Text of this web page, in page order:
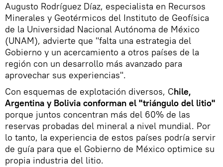
Augusto Rodríguez Díaz, especialista en Recursos
Minerales y Geotérmicos del Instituto de Geofísica
de la Universidad Nacional Autónoma de México
(UNAM), advierte que "falta una estrategia del
Gobierno y un acercamiento a otros países de la
región con un desarrollo más avanzado para
aprovechar sus experiencias".
Con esquemas de explotación diversos, Chile,
Argentina y Bolivia conforman el "triángulo del litio"
porque juntos concentran más del 60% de las
reservas probadas del mineral a nivel mundial. Por
lo tanto, la experiencia de estos países podría servir
de guía para que el Gobierno de México optimice su
propia industria del litio.